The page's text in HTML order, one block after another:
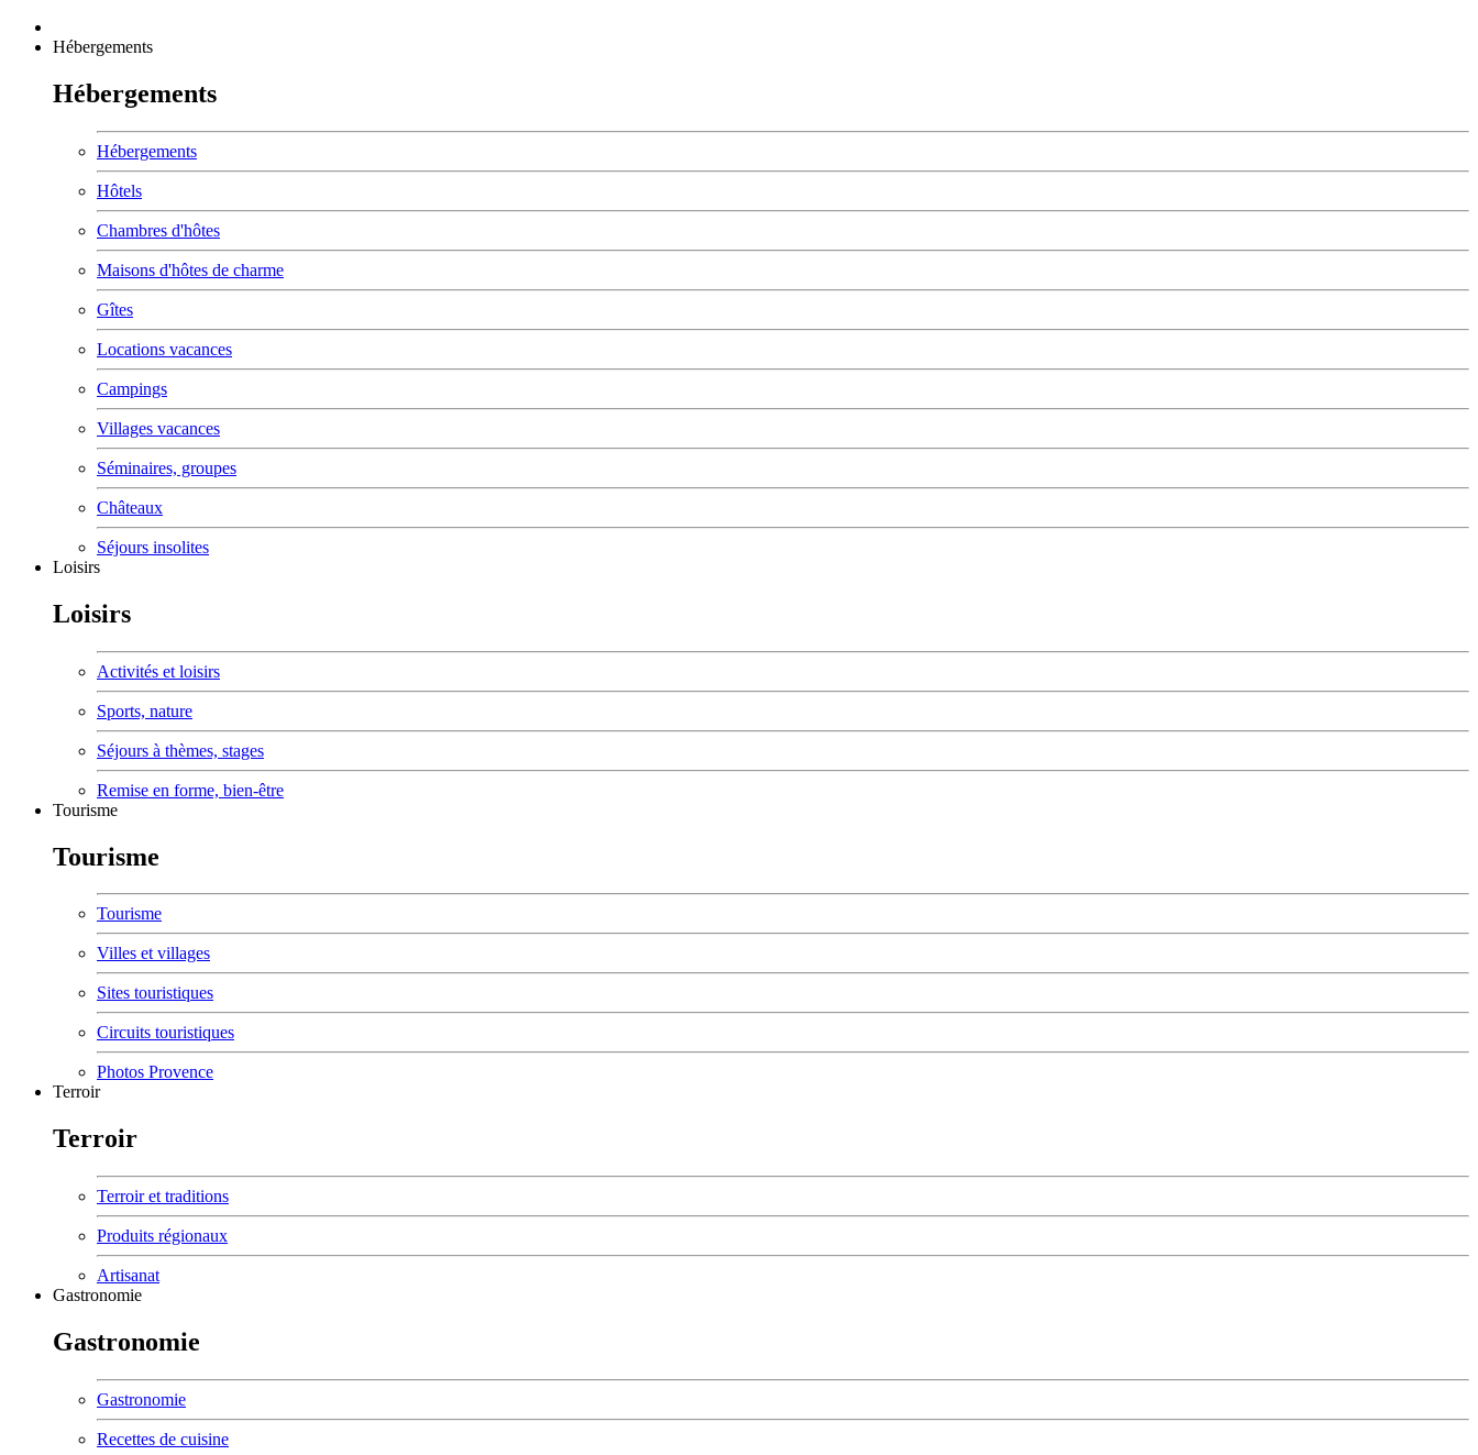
Hébergements
Hébergements
Hébergements
Hôtels
Chambres d'hôtes
Maisons d'hôtes de charme
Gîtes
Locations vacances
Campings
Villages vacances
Séminaires, groupes
Châteaux
Séjours insolites
Loisirs
Loisirs
Activités et loisirs
Sports, nature
Séjours à thèmes, stages
Remise en forme, bien-être
Tourisme
Tourisme
Tourisme
Villes et villages
Sites touristiques
Circuits touristiques
Photos Provence
Terroir
Terroir
Terroir et traditions
Produits régionaux
Artisanat
Gastronomie
Gastronomie
Gastronomie
Recettes de cuisine